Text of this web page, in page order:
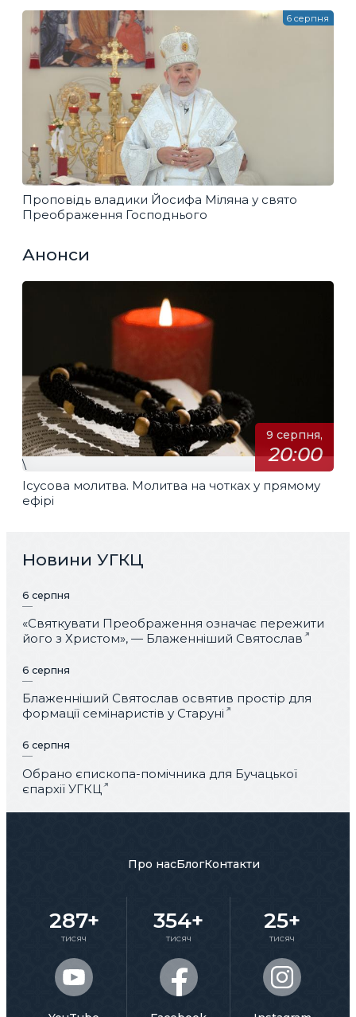
Проповідь владики Йосифа Міляна у свято
Преображення Господнього
6 серпня
Анонси
9 серпня,
20:00
\
Ісусова молитва. Молитва на чотках у прямому
ефірі
Новини УГКЦ
6 серпня
«Святкувати Преображення означає пережити
його з Христом», — Блаженніший Святослав
6 серпня
Блаженніший Святослав освятив простір для
формації семінаристів у Старуні
6 серпня
Обрано єпископа-помічника для Бучацької
єпархії УГКЦ
Про насБлогКонтакти
287+
тисяч
354+
тисяч
25+
тисяч